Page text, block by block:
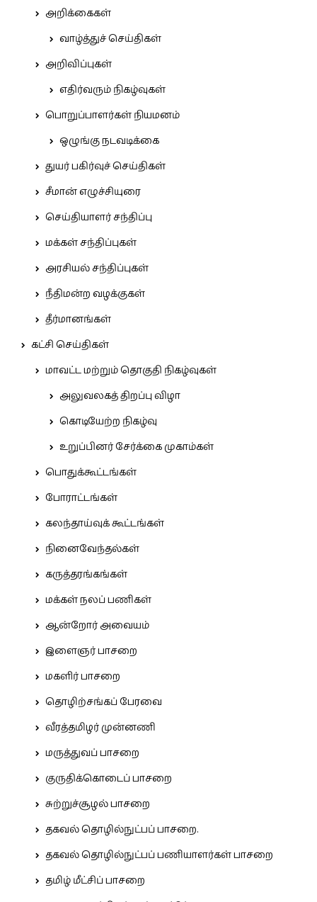
அறிக்கைகள்
வாழ்த்துச் செய்திகள்
அறிவிப்புகள்
எதிர்வரும் நிகழ்வுகள்
பொறுப்பாளர்கள் நியமனம்
ஒழுங்கு நடவடிக்கை
துயர் பகிர்வுச் செய்திகள்
சீமான் எழுச்சியுரை
செய்தியாளர் சந்திப்பு
மக்கள் சந்திப்புகள்
அரசியல் சந்திப்புகள்
நீதிமன்ற வழக்குகள்
தீர்மானங்கள்
கட்சி செய்திகள்
மாவட்ட மற்றும் தொகுதி நிகழ்வுகள்
அலுவலகத் திறப்பு விழா
கொடியேற்ற நிகழ்வு
உறுப்பினர் சேர்க்கை முகாம்கள்
பொதுக்கூட்டங்கள்
போராட்டங்கள்
கலந்தாய்வுக் கூட்டங்கள்
நினைவேந்தல்கள்
கருத்தரங்கங்கள்
மக்கள் நலப் பணிகள்
ஆன்றோர் அவையம்
இளைஞர் பாசறை
மகளிர் பாசறை
தொழிற்சங்கப் பேரவை
வீரத்தமிழர் முன்னணி
மருத்துவப் பாசறை
குருதிக்கொடைப் பாசறை
சுற்றுச்சூழல் பாசறை
தகவல் தொழில்நுட்பப் பாசறை.
தகவல் தொழில்நுட்பப் பணியாளர்கள் பாசறை
தமிழ் மீட்சிப் பாசறை